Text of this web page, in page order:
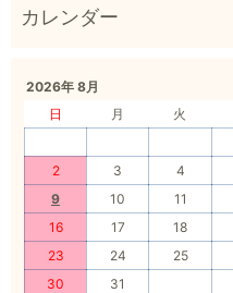
2026年 8月
日
月 火
2
3 4
9
10 11
16
17 18
23
24 25
30
31